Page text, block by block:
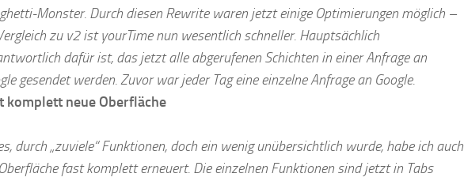
Monster. Durch diesen Rewrite waren jetzt einige Optimierungen möglich –
zu v2 ist yourTime nun wesentlich schneller. Hauptsächlich
dafür ist, das jetzt alle abgerufenen Schichten in einer Anfrage an
gesendet werden. Zuvor war jeder Tag eine einzelne Anfrage an Google.
komplett neue Oberfläche
durch „zuviele“ Funktionen, doch ein wenig unübersichtlich wurde, habe ich auch
fast komplett erneuert. Die einzelnen Funktionen sind jetzt in Tabs